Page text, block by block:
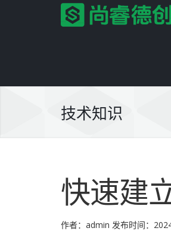
网站建设
平面设计
解决方案
企业网站
产品服务
技术知识
快速建
作者：admin 发布时间：